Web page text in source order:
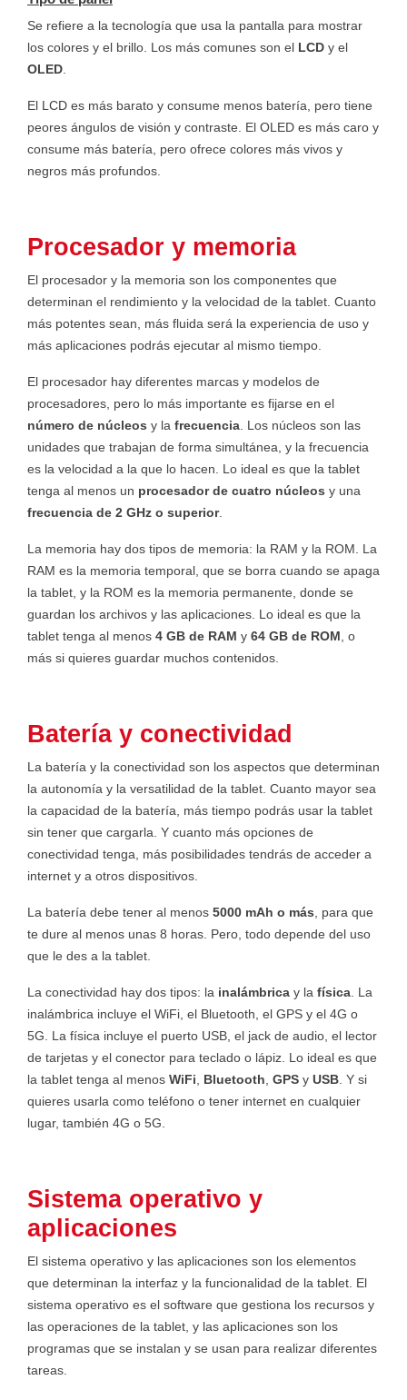
Se refiere a la tecnología que usa la pantalla para mostrar
los colores y el brillo. Los más comunes son el LCD y el
OLED
El LCD es más barato y consume menos batería, pero tiene
peores ángulos de visión y contraste. El OLED es más caro y
consume más batería, pero ofrece colores más vivos y
negros más profundos.
Procesador y memoria
El procesador y la memoria son los componentes que
determinan el rendimiento y la velocidad de la tablet. Cuanto
más potentes sean, más fluida será la experiencia de uso y
más aplicaciones podrás ejecutar al mismo tiempo.
El procesador hay diferentes marcas y modelos de
procesadores, pero lo más importante es fijarse en el
número de núcleos y la frecuencia . Los núcleos son las
unidades que trabajan de forma simultánea, y la frecuencia
es la velocidad a la que lo hacen. Lo ideal es que la tablet
tenga al menos un procesador de cuatro núcleos y una
frecuencia de 2 GHz o superior.
La memoria hay dos tipos de memoria: la RAM y la ROM. La
RAM es la memoria temporal, que se borra cuando se apaga
la tablet, y la ROM es la memoria permanente, donde se
guardan los archivos y las aplicaciones. Lo ideal es que la
tablet tenga al menos 4 GB de RAM y 64 GB de ROM , o
más si quieres guardar muchos contenidos.
Batería y conectividad
La batería y la conectividad son los aspectos que determinan
la autonomía y la versatilidad de la tablet. Cuanto mayor sea
la capacidad de la batería, más tiempo podrás usar la tablet
sin tener que cargarla. Y cuanto más opciones de
conectividad tenga, más posibilidades tendrás de acceder a
internet y a otros dispositivos.
La batería debe tener al menos 5000 mAh o más , para que
te dure al menos unas 8 horas. Pero, todo depende del uso
que le des a la tablet.
La conectividad hay dos tipos: la inalámbrica y la física . La
inalámbrica incluye el WiFi, el Bluetooth, el GPS y el 4G o
5G. La física incluye el puerto USB, el jack de audio, el lector
de tarjetas y el conector para teclado o lápiz. Lo ideal es que
la tablet tenga al menos WiFi Bluetooth GPS y USB . Y si
quieres usarla como teléfono o tener internet en cualquier
lugar, también 4G o 5G.
Sistema operativo y
aplicaciones
El sistema operativo y las aplicaciones son los elementos
que determinan la interfaz y la funcionalidad de la tablet. El
sistema operativo es el software que gestiona los recursos y
las operaciones de la tablet, y las aplicaciones son los
programas que se instalan y se usan para realizar diferentes
tareas.